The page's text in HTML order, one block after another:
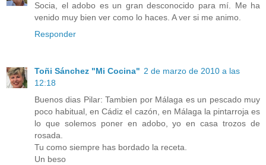
Socia, el adobo es un gran desconocido para mí. Me ha
venido muy bien ver como lo haces. A ver si me animo.
Responder
Toñi Sánchez "Mi Cocina" 2 de marzo de 2010 a las
12:18
Buenos dias Pilar: Tambien por Málaga es un pescado muy
poco habitual, en Cádiz el cazón, en Málaga la pintarroja es
lo que solemos poner en adobo, yo en casa trozos de
rosada.
Tu como siempre has bordado la receta.
Un beso